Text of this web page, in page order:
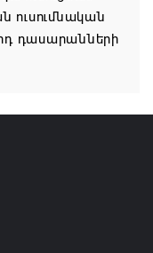
հարվածել է
ուսումնական
դասարանների